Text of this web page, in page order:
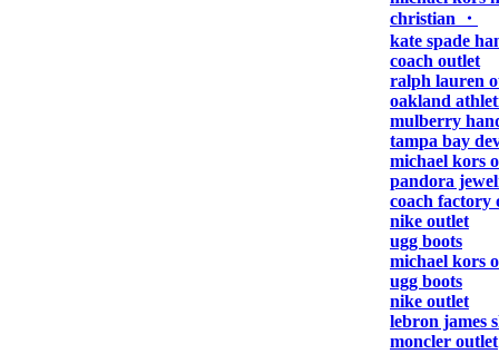
christian ・
kate spade
coach outlet
ralph lauren
oakland
mulberry
tampa bay
michael kors
pandora
coach factory
nike outlet
ugg boots
michael kors
ugg boots
nike outlet
lebron james
moncler outlet